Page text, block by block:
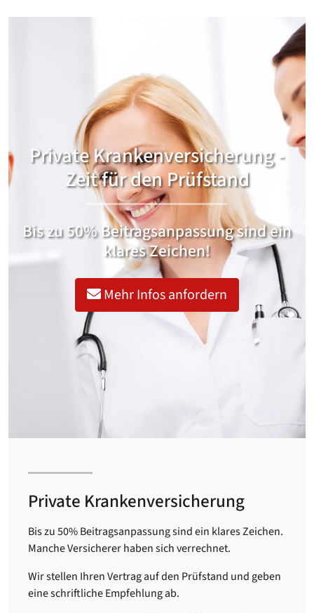
Private Krankenversicherung -
Zeit für den Prüfstand
Bis zu 50% Beitragsanpassung sind ein
klares Zeichen!
Mehr Infos anfordern
Private Krankenversicherung
Bis zu 50% Beitragsanpassung sind ein klares Zeichen.
Manche Versicherer haben sich verrechnet.
Wir stellen Ihren Vertrag auf den Prüfstand und geben
eine schriftliche Empfehlung ab.